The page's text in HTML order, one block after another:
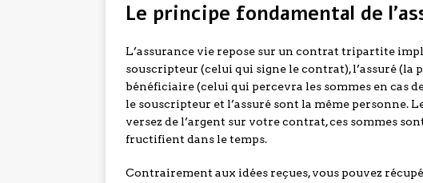
Le principe fondamental de
L’assurance vie repose sur un contrat tripartite
souscripteur (celui qui signe le contrat), l’assuré (la
bénéficiaire (celui qui percevra les sommes en cas
le souscripteur et l’assuré sont la même personne.
versez de l’argent sur votre contrat, ces sommes
fructifient dans le temps.
Contrairement aux idées reçues, vous pouvez